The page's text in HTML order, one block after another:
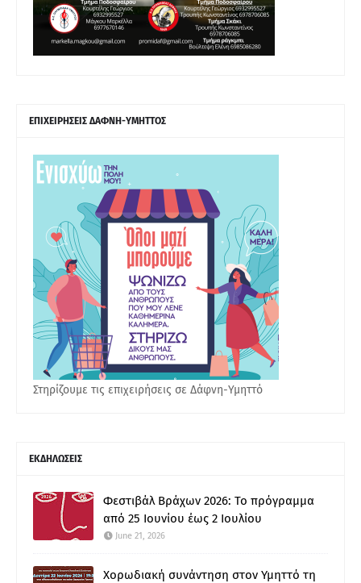
ΕΠΙΧΕΙΡΗΣΕΙΣ ΔΑΦΝΗ-ΥΜΗΤΤΟΣ
Στηρίζουμε τις επιχειρήσεις σε Δάφνη-Υμηττό
ΕΚΔΗΛΩΣΕΙΣ
Φεστιβάλ Βράχων 2026: Το πρόγραμμα
από 25 Ιουνίου έως 2 Ιουλίου
June 21, 2026
Χορωδιακή συνάντηση στον Υμηττό τη